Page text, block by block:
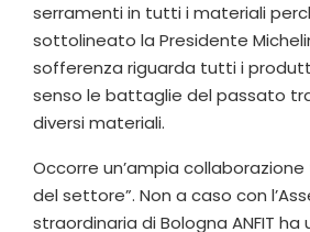
serramenti in tutti i materiali
sottolineato la Presidente
sofferenza riguarda tutti i
senso le battaglie del passato
diversi materiali.
Occorre un’ampia
del settore”. Non a caso con
straordinaria di Bologna ANFIT